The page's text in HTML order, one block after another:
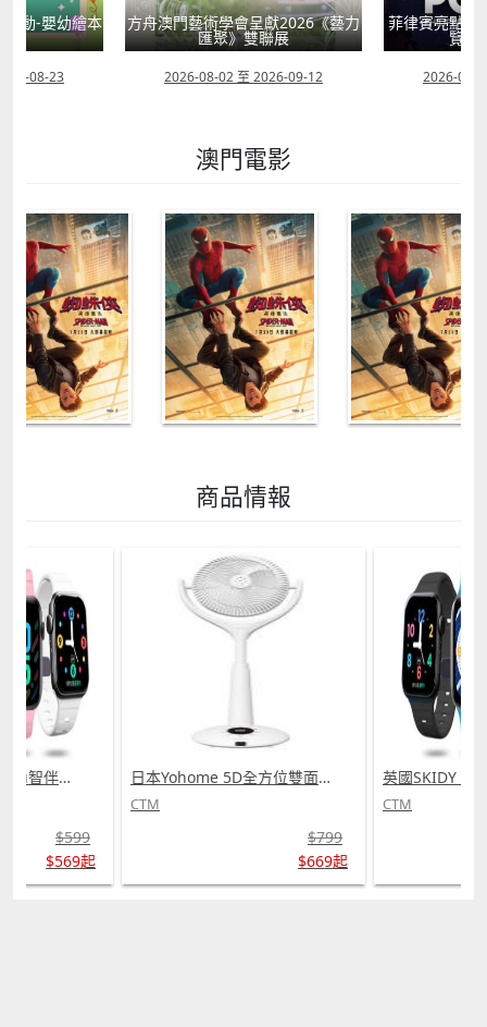
動-嬰幼繪本
08-23
方舟澳門藝術學會呈獻2026《藝力
匯聚》雙聯展
2026-08-02 至 2026-09-12
菲律賓亮點文
覽會
2026-07-
澳門電影
商品情報
英國SKIDY SmartEdu智伴高清流暢五重定位遠控180°旋攝雙向視頻海外適配兒童智能手錶PRO (需訂貨)
$599
$569起
日本Yohome 5D全方位雙面雙葉對流淨化智能語音伸縮循環扇 PRO (需訂貨)
CTM
$799
$669起
CTM